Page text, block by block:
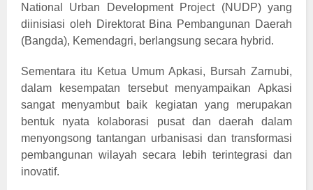
National Urban Development Project (NUDP) yang
diinisiasi oleh Direktorat Bina Pembangunan Daerah
(Bangda), Kemendagri, berlangsung secara hybrid.
Sementara itu Ketua Umum Apkasi, Bursah Zarnubi,
dalam kesempatan tersebut menyampaikan Apkasi
sangat menyambut baik kegiatan yang merupakan
bentuk nyata kolaborasi pusat dan daerah dalam
menyongsong tantangan urbanisasi dan transformasi
pembangunan wilayah secara lebih terintegrasi dan
inovatif.